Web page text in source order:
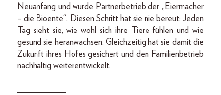
Neuanfang und wurde Partnerbetrieb der „Eiermacher
– die Bioente“. Diesen Schritt hat sie nie bereut: Jeden
Tag sieht sie, wie wohl sich ihre Tiere fühlen und wie
gesund sie heranwachsen. Gleichzeitig hat sie damit die
Zukunft ihres Hofes gesichert und den Familienbetrieb
nachhaltig weiterentwickelt.
___________